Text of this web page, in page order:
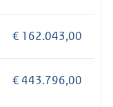
€ 162.043,00
€ 443.796,00